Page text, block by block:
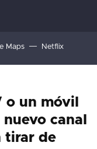
Maps Netflix
o un móvil
canal
tirar de